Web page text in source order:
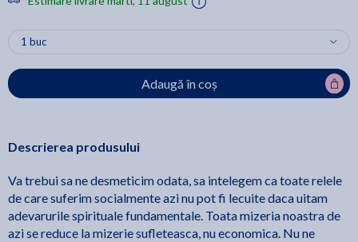
Adaugă în coș
Descrierea produsului
Va trebui sa ne desmeticim odata, sa intelegem ca toate relele
de care suferim socialmente azi nu pot fi lecuite daca uitam
adevarurile spirituale fundamentale. Toata mizeria noastra de
azi se reduce la mizerie sufleteasca, nu economica. Nu ne